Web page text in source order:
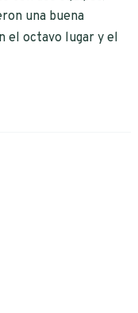
una buena
el octavo lugar y el